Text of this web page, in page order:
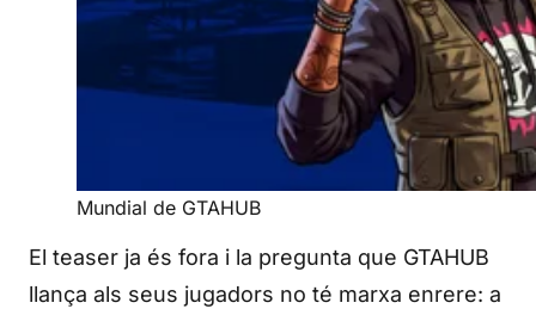
Mundial de GTAHUB
El teaser ja és fora i la pregunta que GTAHUB
llança als seus jugadors no té marxa enrere: a